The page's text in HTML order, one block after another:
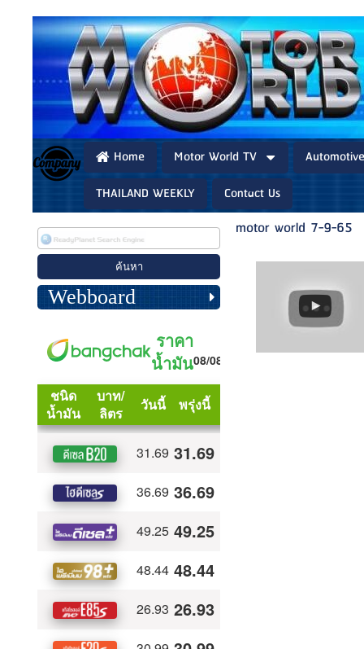
Home Motor World TV
THAILAND WEEKLY
Contact Us
Webboard
motor world 7-9-65